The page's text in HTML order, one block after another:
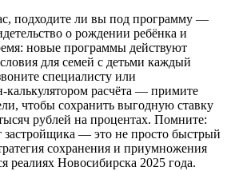
подходите ли вы под программу —
о рождении ребёнка и
новые программы действуют
для семей с детьми каждый
специалисту или
калькулятором расчёта — примите
чтобы сохранить выгодную ставку
рублей на процентах. Помните:
застройщика — это не просто быстрый
сохранения и приумножения
реалиях Новосибирска 2025 года.